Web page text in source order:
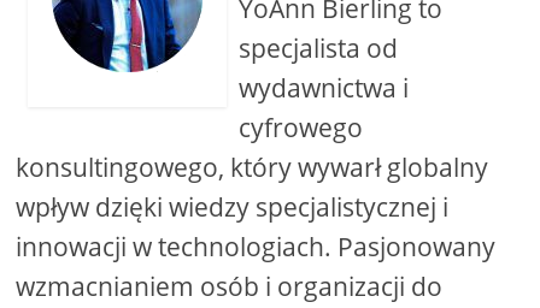
YoAnn Bierling to
specjalista od
wydawnictwa i
cyfrowego
konsultingowego, który wywarł globalny
wpływ dzięki wiedzy specjalistycznej i
innowacji w technologiach. Pasjonowany
wzmacnianiem osób i organizacji do